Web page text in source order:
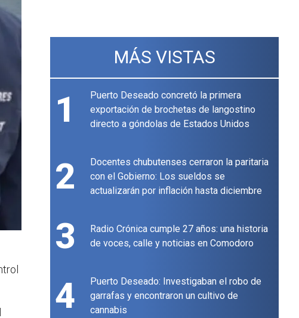
MÁS VISTAS
1
Puerto Deseado concretó la primera
exportación de brochetas de langostino
directo a góndolas de Estados Unidos
2
Docentes chubutenses cerraron la paritaria
con el Gobierno: Los sueldos se
actualizarán por inflación hasta diciembre
3
Radio Crónica cumple 27 años: una historia
de voces, calle y noticias en Comodoro
4
Puerto Deseado: Investigaban el robo de
garrafas y encontraron un cultivo de
cannabis